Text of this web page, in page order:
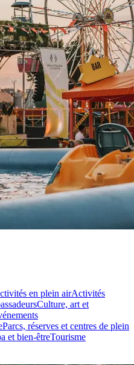
en plein airActivités
Culture, art et
Parcs, réserves et centres de plein
et bien-êtreTourisme